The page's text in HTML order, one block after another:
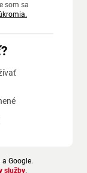
som sa
Google.
služby.